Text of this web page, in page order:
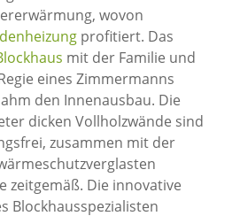
wovon
profitiert. Das
mit der Familie und
eines Zimmermanns
den Innenausbau. Die
dicken Vollholzwände sind
zusammen mit der
zeitgemäß. Die innovative
Blockhausspezialisten